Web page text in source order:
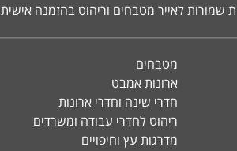
שמורות לאייר מטבחים וריהוט בהזמנה אישית
מטבחים
ארונות אמבט
חדרי שינה וחדרי ארונות
ריהוט לחדרי עבודה ומשרדים
מדרגות עץ וחיפויים